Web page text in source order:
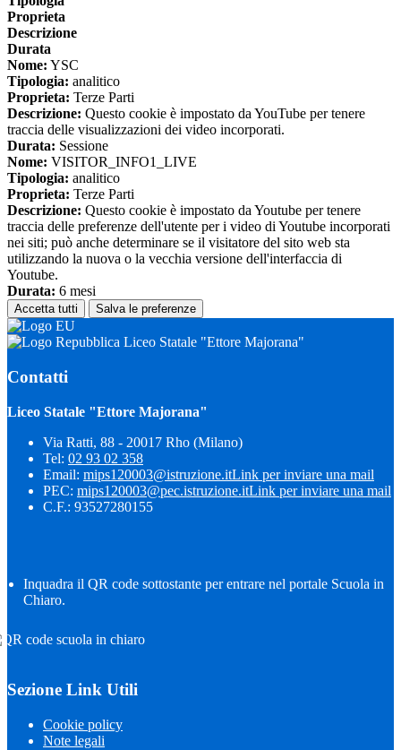
Proprieta
Descrizione
Durata
Nome: YSC
Tipologia: analitico
Proprieta: Terze Parti
Descrizione: Questo cookie è impostato da YouTube per tenere
traccia delle visualizzazioni dei video incorporati.
Durata: Sessione
Nome: VISITOR_INFO1_LIVE
Tipologia: analitico
Proprieta: Terze Parti
Descrizione: Questo cookie è impostato da Youtube per tenere
traccia delle preferenze dell'utente per i video di Youtube incorporati
nei siti; può anche determinare se il visitatore del sito web sta
utilizzando la nuova o la vecchia versione dell'interfaccia di
Youtube.
Durata: 6 mesi
Accetta tutti Salva le preferenze
Liceo Statale "Ettore Majorana"
Contatti
Liceo Statale "Ettore Majorana"
Via Ratti, 88 - 20017 Rho (Milano)
Tel: 02 93 02 358
Email: mips120003@istruzione.itLink per inviare una mail
PEC: mips120003@pec.istruzione.itLink per inviare una mail
C.F.: 93527280155
Inquadra il QR code sottostante per entrare nel portale Scuola in
Chiaro.
Sezione Link Utili
Cookie policy
Note legali